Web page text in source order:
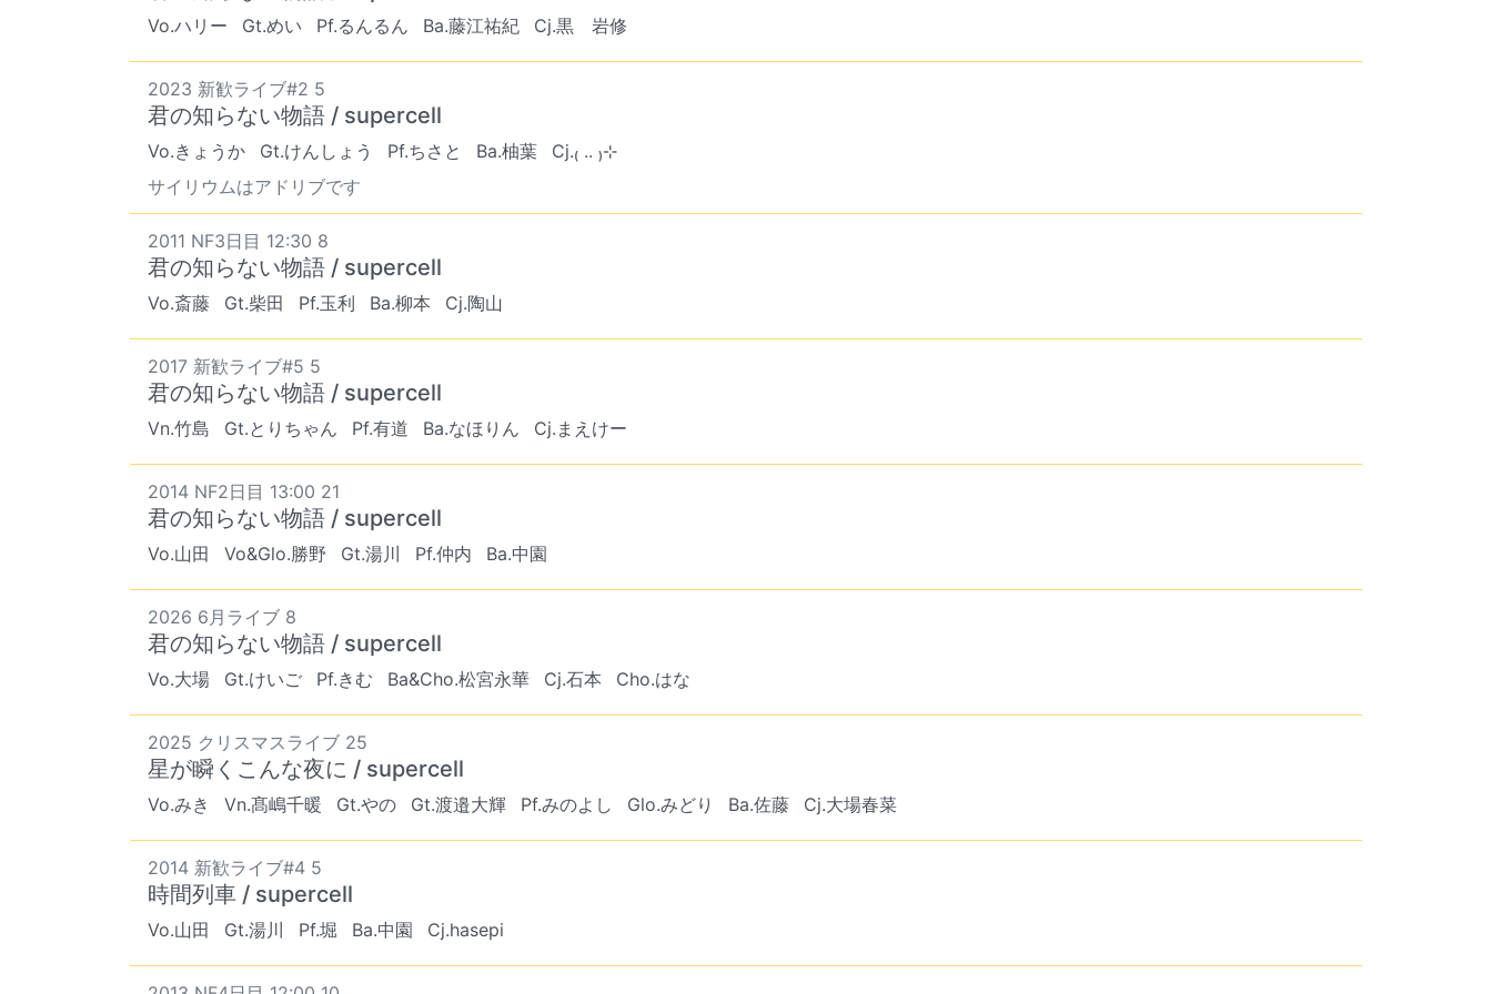
Vo.ハリー Gt.めい Pf.るんるん Ba.藤江祐紀 Cj.黒 岩修
2023 新歓ライブ#2 5
君の知らない物語 / supercell
Vo.きょうか Gt.けんしょう Pf.ちさと Ba.柚葉
Cj.₍ .. ₎⊹
サイリウムはアドリブです
2011 NF3日目 12:30 8
君の知らない物語 / supercell
Vo.斎藤 Gt.柴田 Pf.玉利 Ba.柳本 Cj.陶山
2017 新歓ライブ#5 5
君の知らない物語 / supercell
Vn.竹島 Gt.とりちゃん Pf.有道 Ba.なほりん Cj.まえけー
2014 NF2日目 13:00 21
君の知らない物語 / supercell
Vo.山田 Vo&Glo.勝野 Gt.湯川 Pf.仲内 Ba.中園
2026 6月ライブ 8
君の知らない物語 / supercell
Vo.大場 Gt.けいご Pf.きむ Ba&Cho.松宮永華 Cj.石本 Cho.はな
2025 クリスマスライブ 25
星が瞬くこんな夜に / supercell
Vo.みき Vn.髙嶋千暖 Gt.やの Gt.渡邉大輝 Pf.みのよし Glo.みどり Ba.佐藤 Cj.大場春菜
2014 新歓ライブ#4 5
時間列車 / supercell
Vo.山田 Gt.湯川 Pf.堀 Ba.中園 Cj.hasepi